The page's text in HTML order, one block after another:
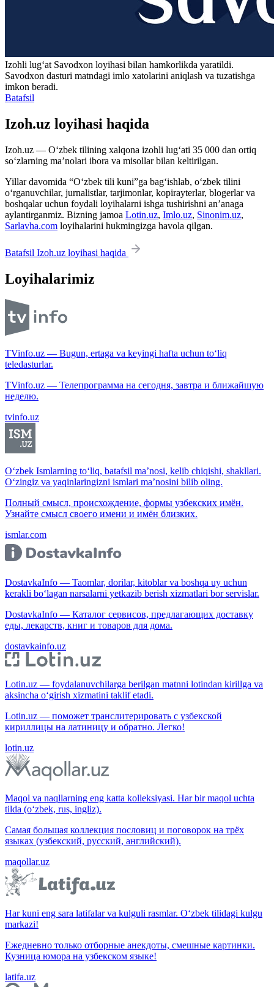
Izohli lugʻat Savodxon loyihasi bilan hamkorlikda yaratildi.
Savodxon dasturi matndagi imlo xatolarini aniqlash va tuzatishga
imkon beradi.
Batafsil
Izoh.uz loyihasi haqida
Izoh.uz — O‘zbek tilining xalqona izohli lug‘ati 35 000 dan ortiq
so‘zlarning ma’nolari ibora va misollar bilan keltirilgan.
Yillar davomida “O‘zbek tili kuni”ga bag‘ishlab, o‘zbek tilini
o‘rganuvchilar, jurnalistlar, tarjimonlar, kopirayterlar, blogerlar va
boshqalar uchun foydali loyihalarni ishga tushirishni an’anaga
aylantirganmiz. Bizning jamoa Lotin.uz, Imlo.uz, Sinonim.uz,
Sarlavha.com loyihalarini hukmingizga havola qilgan.
Batafsil Izoh.uz loyihasi haqida
Loyihalarimiz
TVinfo.uz — Bugun, ertaga va keyingi hafta uchun to‘liq
teledasturlar.
TVinfo.uz — Телепрограмма на сегодня, завтра и ближайшую
неделю.
tvinfo.uz
O‘zbek Ismlarning to‘liq, batafsil ma’nosi, kelib chiqishi, shakllari.
O‘zingiz va yaqinlaringizni ismlari ma’nosini bilib oling.
Полный смысл, происхождение, формы узбекских имён.
Узнайте смысл своего имени и имён близких.
ismlar.com
DostavkaInfo — Taomlar, dorilar, kitoblar va boshqa uy uchun
kerakli bo‘lagan narsalarni yetkazib berish xizmatlari bor servislar.
DostavkaInfo — Каталог сервисов, предлагающих доставку
еды, лекарств, книг и товаров для дома.
dostavkainfo.uz
Lotin.uz — foydalanuvchilarga berilgan matnni lotindan kirillga va
aksincha o‘girish xizmatini taklif etadi.
Lotin.uz — поможет транслитерировать с узбекской
кириллицы на латиницу и обратно. Легко!
lotin.uz
Maqol va naqllarning eng katta kolleksiyasi. Har bir maqol uchta
tilda (o‘zbek, rus, ingliz).
Самая большая коллекция пословиц и поговорок на трёх
языках (узбекский, русский, английский).
maqollar.uz
Har kuni eng sara latifalar va kulguli rasmlar. O‘zbek tilidagi kulgu
markazi!
Ежедневно только отборные анекдоты, смешные картинки.
Кузница юмора на узбекском языке!
latifa.uz